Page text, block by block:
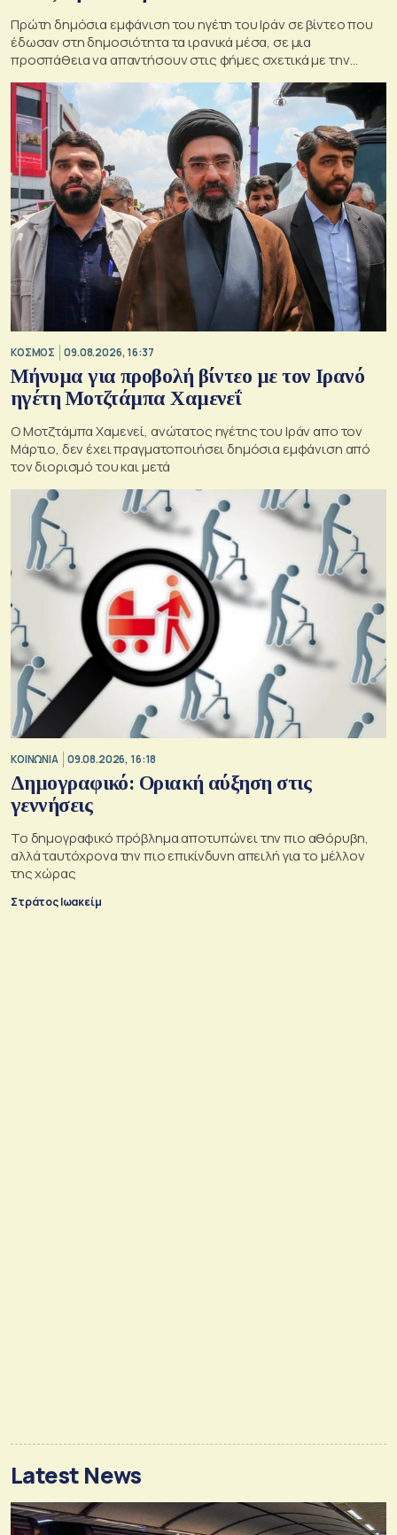
Πρώτη δημόσια εμφάνιση του ηγέτη του Ιράν σε βίντεο που
έδωσαν στη δημοσιότητα τα ιρανικά μέσα, σε μια
προσπάθεια να απαντήσουν στις φήμες σχετικά με την
ΚΟΣΜΟΣ 09.08.2026, 16:37
Μήνυμα για προβολή βίντεο με τον Ιρανό
ηγέτη Μοτζτάμπα Χαμενεΐ
Ο Μοτζτάμπα Χαμενεί, ανώτατος ηγέτης του Ιράν απο τον
Μάρτιο, δεν έχει πραγματοποιήσει δημόσια εμφάνιση από
τον διορισμό του και μετά
ΚΟΙΝΩΝΙΑ 09.08.2026, 16:18
Δημογραφικό: Οριακή αύξηση στις
γεννήσεις
Το δημογραφικό πρόβλημα αποτυπώνει την πιο αθόρυβη,
αλλά ταυτόχρονα την πιο επικίνδυνη απειλή για το μέλλον
της χώρας
Στράτος Ιωακείμ
Latest News